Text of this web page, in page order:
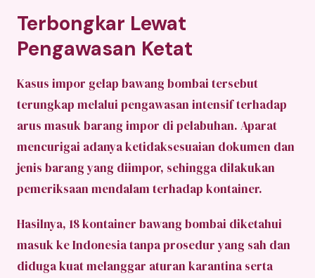
Terbongkar Lewat
Pengawasan Ketat
Kasus impor gelap bawang bombai tersebut
terungkap melalui pengawasan intensif terhadap
arus masuk barang impor di pelabuhan. Aparat
mencurigai adanya ketidaksesuaian dokumen dan
jenis barang yang diimpor, sehingga dilakukan
pemeriksaan mendalam terhadap kontainer.
Hasilnya, 18 kontainer bawang bombai diketahui
masuk ke Indonesia tanpa prosedur yang sah dan
diduga kuat melanggar aturan karantina serta